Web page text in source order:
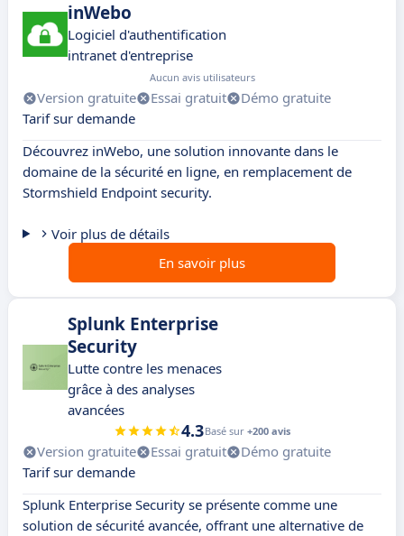
inWebo
Logiciel d'authentification
intranet d'entreprise
Aucun avis utilisateurs
Version gratuite Essai gratuit
Démo gratuite
Tarif sur demande
Découvrez inWebo, une solution innovante dans le
domaine de la sécurité en ligne, en remplacement de
Stormshield Endpoint security.
Voir plus de détails
En savoir plus
Splunk Enterprise
Security
Lutte contre les menaces
grâce à des analyses
avancées
4.3Basé sur +200 avis
Version gratuite Essai gratuit
Démo gratuite
Tarif sur demande
Splunk Enterprise Security se présente comme une
solution de sécurité avancée, offrant une alternative de